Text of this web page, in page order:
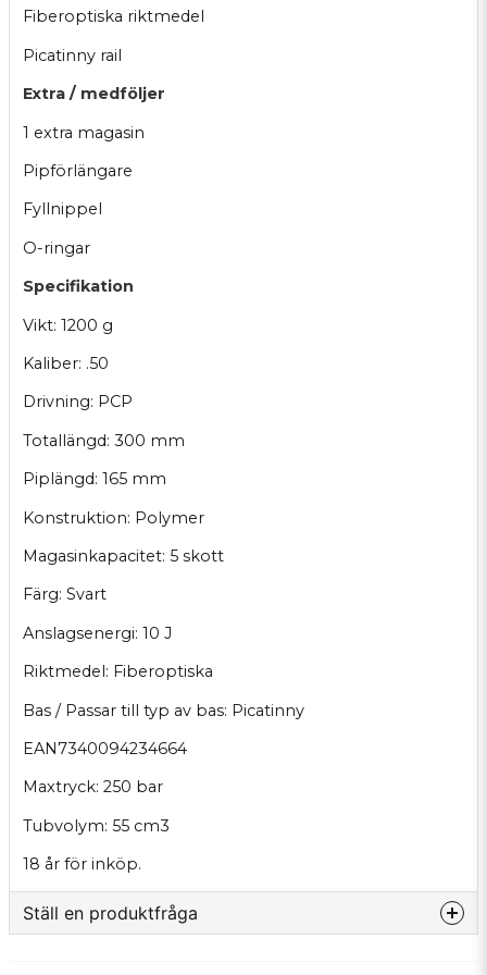
Fiberoptiska riktmedel
Picatinny rail
Extra / medföljer
1 extra magasin
Pipförlängare
Fyllnippel
O-ringar
Specifikation
Vikt: 1200 g
Kaliber: .50
Drivning: PCP
Totallängd: 300 mm
Piplängd: 165 mm
Konstruktion: Polymer
Magasinkapacitet: 5 skott
Färg: Svart
Anslagsenergi: 10 J
Riktmedel: Fiberoptiska
Bas / Passar till typ av bas: Picatinny
EAN7340094234664
Maxtryck: 250 bar
Tubvolym: 55 cm3
18 år för inköp.
Ställ en produktfråga